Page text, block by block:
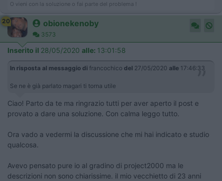
O vieni con la soluzione o fai parte del problema !
20 obionekenoby
3573
Inserito il 28/05/2020 alle: 13:01:58
In risposta al messaggio di francochico del 27/05/2020 alle 17:46:33
Se ne è già parlato magari ti torna utile
Ciao! Parto da te ma ringrazio tutti per aver aperto il post e
provato a dare una soluzione. Con calma leggo tutto.
Ora vado a vedermi la discussione che mi hai indicato e studio
qualcosa.
Avevo pensato pure io al gradino di project2000 ma le
descrizioni non sono chiarissime. il mio vecchietto di 23 anni